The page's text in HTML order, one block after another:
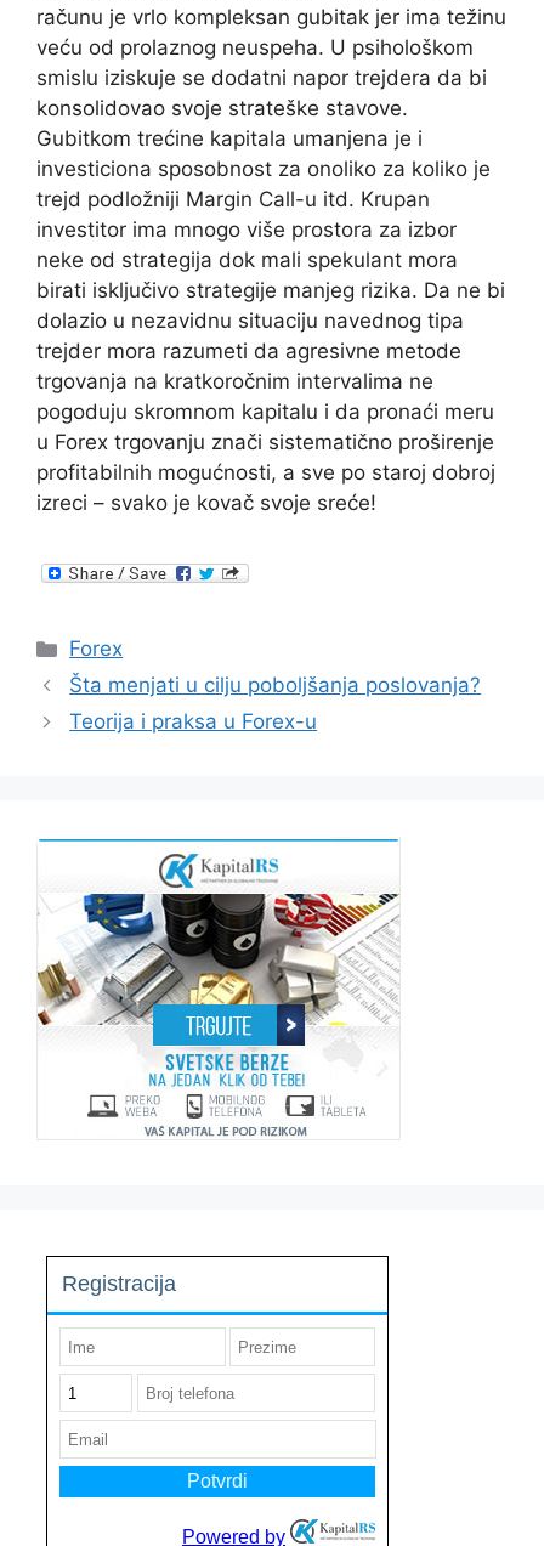
računu je vrlo kompleksan gubitak jer ima težinu
veću od prolaznog neuspeha. U psihološkom
smislu iziskuje se dodatni napor trejdera da bi
konsolidovao svoje strateške stavove.
Gubitkom trećine kapitala umanjena je i
investiciona sposobnost za onoliko za koliko je
trejd podložniji Margin Call-u itd. Krupan
investitor ima mnogo više prostora za izbor
neke od strategija dok mali spekulant mora
birati isključivo strategije manjeg rizika. Da ne bi
dolazio u nezavidnu situaciju navednog tipa
trejder mora razumeti da agresivne metode
trgovanja na kratkoročnim intervalima ne
pogoduju skromnom kapitalu i da pronaći meru
u Forex trgovanju znači sistematično proširenje
profitabilnih mogućnosti, a sve po staroj dobroj
izreci – svako je kovač svoje sreće!
Categories
Forex
Šta menjati u cilju poboljšanja poslovanja?
Teorija i praksa u Forex-u